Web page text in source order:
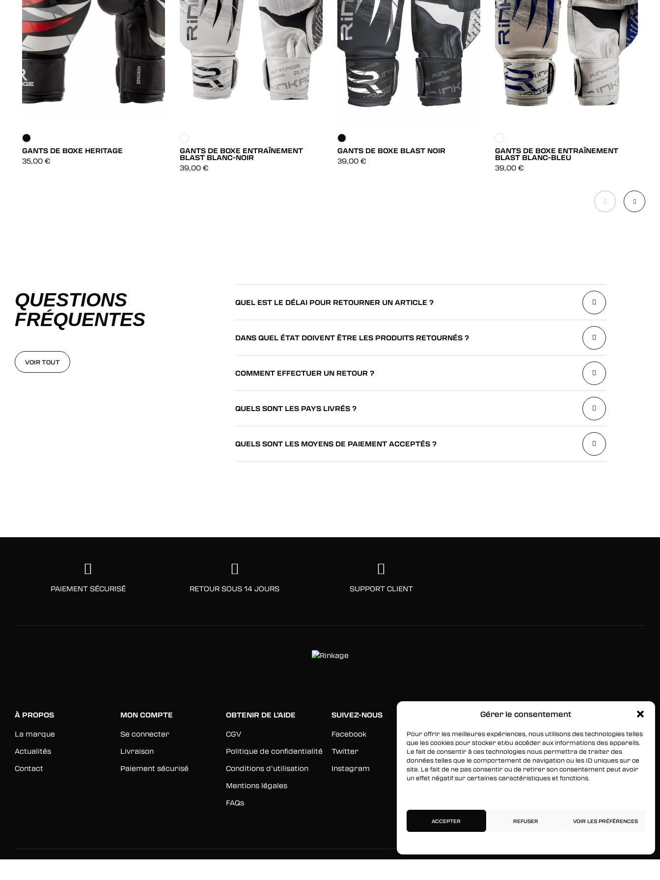
Gérer le consentement
Pour offrir les meilleures expériences, nous utilisons des technologies telles
que les cookies pour stocker et/ou accéder aux informations des appareils.
Le fait de consentir à ces technologies nous permettra de traiter des
données telles que le comportement de navigation ou les ID uniques sur ce
site. Le fait de ne pas consentir ou de retirer son consentement peut avoir
un effet négatif sur certaines caractéristiques et fonctions.
ACCEPTER REFUSER VOIR LES PRÉFÉRENCES
GANTS DE BOXE HERITAGE
35,00 € DÉCOUVRIR
GANTS DE BOXE ENTRAÎNEMENT
BLAST BLANC-NOIR
39,00 €
GANTS DE BOXE BLAST NOIR
39,00 € DÉCOUVRIR
GANTS DE BOXE ENTRAÎNEMENT
BLAST BLANC-BLEU
39,00 €
QUESTIONS
FRÉQUENTES
VOIR TOUT
QUEL EST LE DÉLAI POUR RETOURNER UN ARTICLE ?
DANS QUEL ÉTAT DOIVENT ÊTRE LES PRODUITS RETOURNÉS ?
COMMENT EFFECTUER UN RETOUR ?
QUELS SONT LES PAYS LIVRÉS ?
QUELS SONT LES MOYENS DE PAIEMENT ACCEPTÉS ?
PAIEMENT SÉCURISÉ RETOUR SOUS 14 JOURS SUPPORT CLIENT
À PROPOS
La marque
Actualités
Contact
MON COMPTE
Se connecter
Livraison
Paiement sécurisé
OBTENIR DE L’AIDE
CGV
Politique de confidentialité
Conditions d’utilisation
Mentions légales
FAQs
SUIVEZ-NOUS
Facebook
Twitter
Instagram
RESTEZ INFORMÉS
Inscrivez-vous à notre newsletter pour être les
premiers à être informés des nouveaux arrivages, des
ventes, du contenu exclusif, des événements et plus
encore !